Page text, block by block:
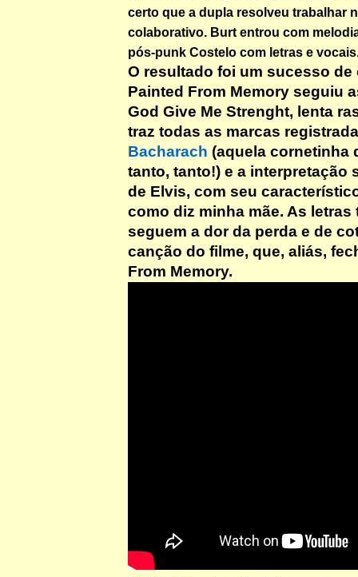
certo que a dupla resolveu trabalhar
colaborativo. Burt entrou com
pós-punk Costelo com letras e
O resultado foi um sucesso de
Painted From Memory seguiu
God Give Me Strenght, lenta
traz todas as marcas
Bacharach (aquela cornetinha
tanto, tanto!) e a interpretação
de Elvis, com seu
como diz minha mãe. As letras
seguem a dor da perda e de
canção do filme, que, aliás,
From Memory.